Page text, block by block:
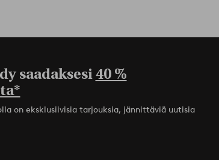
saadaksesi40 %
on eksklusiivisia tarjouksia, jännittäviä uutisia